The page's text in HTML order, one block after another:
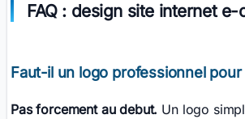
FAQ : design site internet
Faut-il un logo professionnel
Pas forcement au debut. Un logo